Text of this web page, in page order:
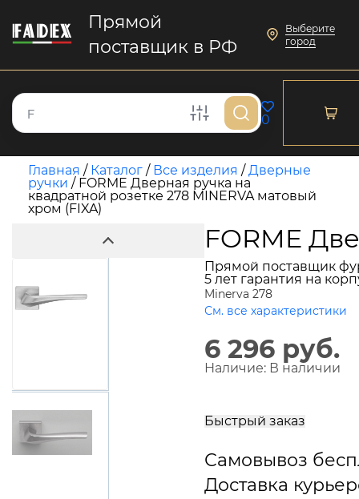
Прямой
поставщик в РФ
Выберите
город
0
Главная / Каталог / Все изделия /Дверные
ручки / FORME Дверная ручка на
квадратной розетке 278 MINERVA матовый
хром (FIXA)
FORME
Прямой поставщик
5 лет гарантия на
Minerva 278
См. все характеристики
6 296 руб.
Наличие: В наличии
Быстрый заказ
Самовывоз
Доставка